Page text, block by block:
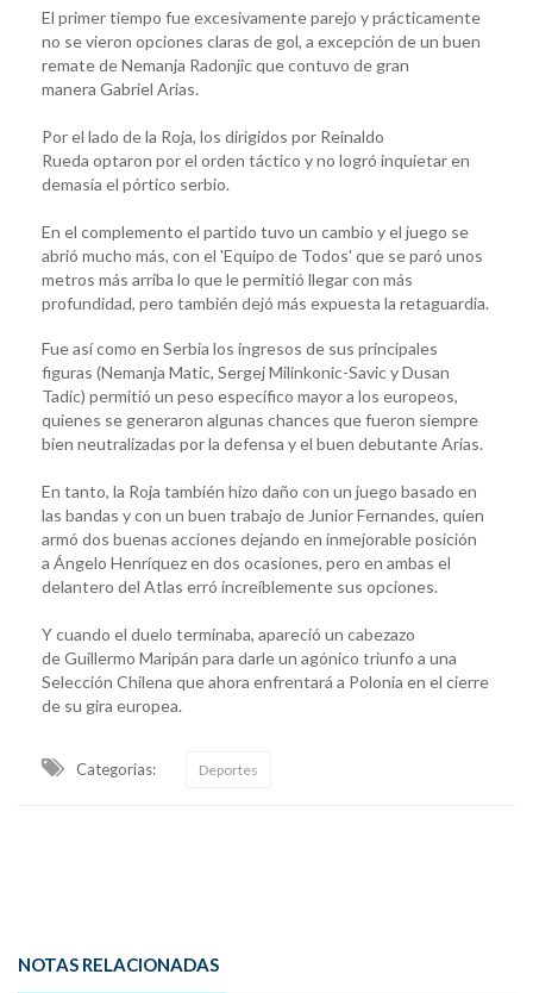
El primer tiempo fue excesivamente parejo y prácticamente
no se vieron opciones claras de gol, a excepción de un buen
remate de Nemanja Radonjic que contuvo de gran
manera Gabriel Arias.
Por el lado de la Roja, los dirigidos por Reinaldo
Rueda optaron por el orden táctico y no logró inquietar en
demasía el pórtico serbio.
En el complemento el partido tuvo un cambio y el juego se
abrió mucho más, con el 'Equipo de Todos' que se paró unos
metros más arriba lo que le permitió llegar con más
profundidad, pero también dejó más expuesta la retaguardia.
Fue así como en Serbia los ingresos de sus principales
figuras (Nemanja Matic, Sergej Milinkonic-Savic y Dusan
Tadic) permitió un peso específico mayor a los europeos,
quienes se generaron algunas chances que fueron siempre
bien neutralizadas por la defensa y el buen debutante Arias.
En tanto, la Roja también hizo daño con un juego basado en
las bandas y con un buen trabajo de Junior Fernandes, quien
armó dos buenas acciones dejando en inmejorable posición
a Ángelo Henríquez en dos ocasiones, pero en ambas el
delantero del Atlas erró increíblemente sus opciones.
Y cuando el duelo terminaba, apareció un cabezazo
de Guillermo Maripán para darle un agónico triunfo a una
Selección Chilena que ahora enfrentará a Polonia en el cierre
de su gira europea.
Categorias: Deportes
NOTAS RELACIONADAS